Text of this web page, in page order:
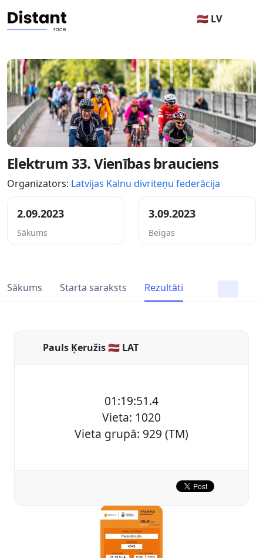
🇱🇻 LV
Elektrum 33. Vienības brauciens
Organizators: Latvijas Kalnu divriteņu federācija
2.09.2023
Sākums
3.09.2023
Beigas
Sākums Starta saraksts Rezultāti
Pauls Ķeružis 🇱🇻 LAT
01:19:51.4
Vieta: 1020
Vieta grupā: 929 (TM)